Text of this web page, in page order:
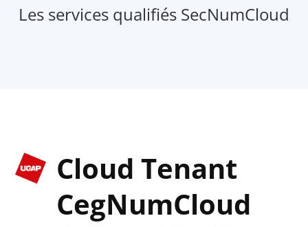
Les services qualifiés SecNumCloud
Cloud Tenant
CegNumCloud